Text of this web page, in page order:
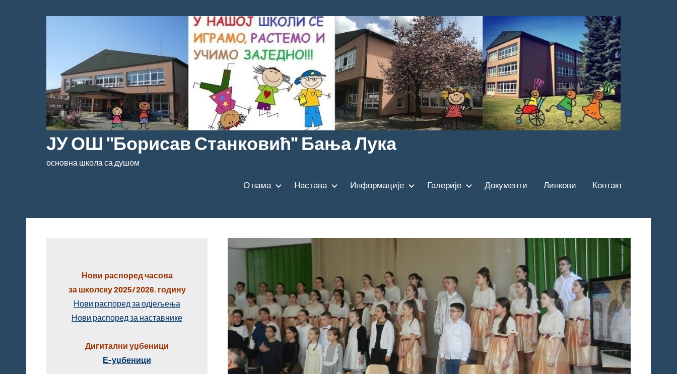
ЈУ ОШ "Борисав Станковић" Бања Лука
основна школа са душом
О нама Настава Информације Галерије Документи Линкови Контакт
Нови распоред часова
за школску 2025/2026. годину
Нови распоред за одјељења
Нови распоред за наставнике
Дигитални уџбеници
Е-уџбеници